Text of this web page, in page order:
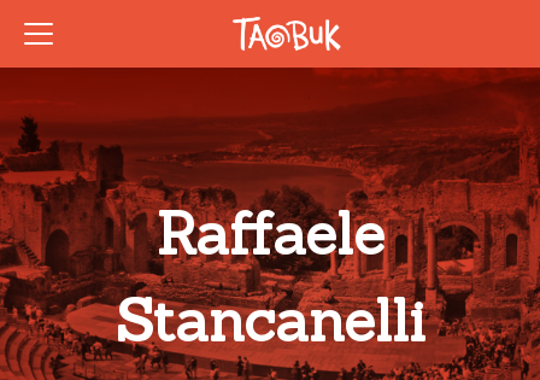
Raffaele
Stancanelli